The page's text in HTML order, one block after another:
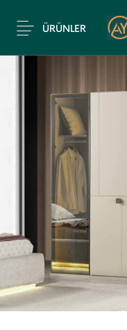
ÜRÜNLER